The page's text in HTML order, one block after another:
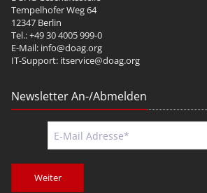
Tempelhofer Weg 64
12347 Berlin
Tel.: +49 30 4005 999-0
E-Mail: info@doag.org
IT-Support: itservice@doag.org
Newsletter An-/Abmelden
Weiter